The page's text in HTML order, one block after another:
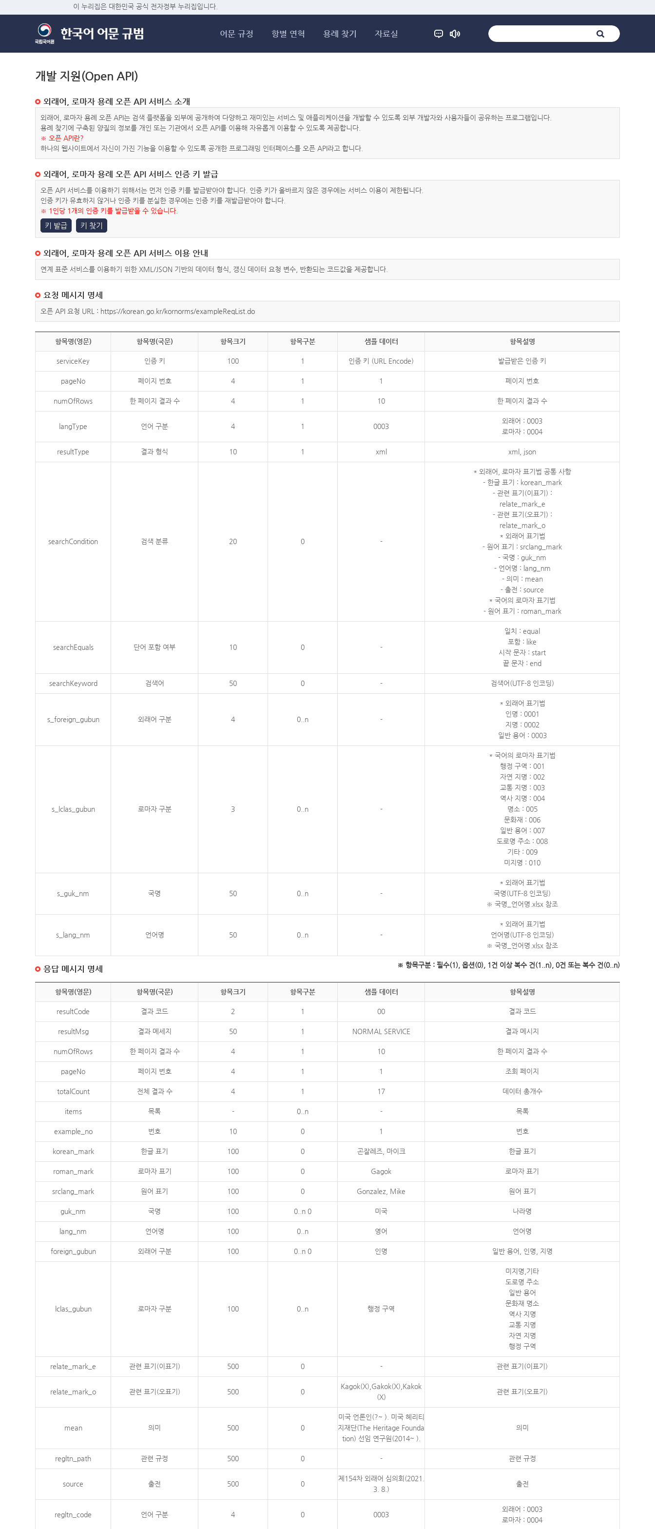
이 누리집은 대한민국 공식 전자정부 누리집입니다.
어문 규정 항별 연혁 용례 찾기 자료실
개발 지원(Open API)
외래어, 로마자 용례 오픈 API 서비스 소개
외래어, 로마자 용례 오픈 API는 검색 플랫폼을 외부에 공개하여 다양하고 재미있는 서비스 및 애플리케이션을 개발할 수 있도록 외부 개발자와 사용자들이 공유하는 프로그램입니다.
용례 찾기에 구축된 양질의 정보를 개인 또는 기관에서 오픈 API를 이용해 자유롭게 이용할 수 있도록 제공합니다.
※ 오픈 API란?
하나의 웹사이트에서 자신이 가진 기능을 이용할 수 있도록 공개한 프로그래밍 인터페이스를 오픈 API라고 합니다.
외래어, 로마자 용례 오픈 API 서비스 인증 키 발급
오픈 API 서비스를 이용하기 위해서는 먼저 인증 키를 발급받아야 합니다. 인증 키가 올바르지 않은 경우에는 서비스 이용이 제한됩니다.
인증 키가 유효하지 않거나 인증 키를 분실한 경우에는 인증 키를 재발급받아야 합니다.
※ 1인당 1개의 인증 키를 발급받을 수 있습니다.
키 발급 키 찾기
외래어, 로마자 용례 오픈 API 서비스 이용 안내
연계 표준 서비스를 이용하기 위한 XML/JSON 기반의 데이터 형식, 갱신 데이터 요청 변수, 반환되는 코드값을 제공합니다.
요청 메시지 명세
오픈 API 요청 URL : https://korean.go.kr/kornorms/exampleReqList.do
항목명(영문) 항목명(국문) 항목크기 항목구분 샘플 데이터 항목설명
serviceKey 인증 키 100 1 인증 키 (URL Encode) 발급받은 인증 키
pageNo 페이지 번호 4 1 1 페이지 번호
numOfRows 한 페이지 결과 수 4 1 10 한 페이지 결과 수
langType 언어 구분 4 1 0003
외래어 : 0003
로마자 : 0004
resultType 결과 형식 10 1 xml xml, json
searchCondition 검색 분류 20 0 -
* 외래어, 로마자 표기법 공통 사항
- 한글 표기 : korean_mark
- 관련 표기(이표기) :
relate_mark_e
- 관련 표기(오표기) :
relate_mark_o
* 외래어 표기법
- 원어 표기 : srclang_mark
- 국명 : guk_nm
- 언어명 : lang_nm
- 의미 : mean
- 출전 : source
* 국어의 로마자 표기법
- 원어 표기 : roman_mark
searchEquals 단어 포함 여부 10 0 -
일치 : equal
포함 : like
시작 문자 : start
끝 문자 : end
searchKeyword 검색어 50 0 - 검색어(UTF-8 인코딩)
s_foreign_gubun 외래어 구분 4 0..n -
* 외래어 표기법
인명 : 0001
지명 : 0002
일반 용어 : 0003
s_lclas_gubun 로마자 구분 3 0..n -
* 국어의 로마자 표기법
행정 구역 : 001
자연 지명 : 002
교통 지명 : 003
역사 지명 : 004
명소 : 005
문화재 : 006
일반 용어 : 007
도로명 주소 : 008
기타 : 009
미지명 : 010
s_guk_nm 국명 50 0..n -
* 외래어 표기법
국명(UTF-8 인코딩)
※ 국명_언어명.xlsx 참조
s_lang_nm 언어명 50 0..n -
* 외래어 표기법
언어명(UTF-8 인코딩)
※ 국명_언어명.xlsx 참조
※ 항목구분 : 필수(1), 옵션(0), 1건 이상 복수 건(1..n), 0건 또는 복수 건(0..n)
응답 메시지 명세
항목명(영문) 항목명(국문) 항목크기 항목구분 샘플 데이터 항목설명
resultCode 결과 코드 2 1 00 결과 코드
resultMsg 결과 메세지 50 1 NORMAL SERVICE 결과 메시지
numOfRows 한 페이지 결과 수 4 1 10 한 페이지 결과 수
pageNo 페이지 번호 4 1 1 조회 페이지
totalCount 전체 결과 수 4 1 17 데이터 총개수
items 목록 - 0..n - 목록
example_no 번호 10 0 1 번호
korean_mark 한글 표기 100 0 곤잘레즈, 마이크 한글 표기
roman_mark 로마자 표기 100 0 Gagok 로마자 표기
srclang_mark 원어 표기 100 0 Gonzalez, Mike 원어 표기
guk_nm 국명 100 0..n 0 미국 나라명
lang_nm 언어명 100 0..n 영어 언어명
foreign_gubun 외래어 구분 100 0..n 0 인명 일반 용어, 인명, 지명
lclas_gubun 로마자 구분 100 0..n 행정 구역
미지명,기타
도로명 주소
일반 용어
문화재 명소
역사 지명
교통 지명
자연 지명
행정 구역
relate_mark_e 관련 표기(이표기) 500 0 - 관련 표기(이표기)
relate_mark_o 관련 표기(오표기) 500 0
Kagok(X),Gakok(X),Kakok
(X)
관련 표기(오표기)
mean 의미 500 0
미국 언론인(?~ ). 미국 헤리티
지재단(The Heritage Founda
tion) 선임 연구원(2014~ ).
의미
regltn_path 관련 규정 500 0 - 관련 규정
source 출전 500 0
제154차 외래어 심의회(2021.
3. 8.)
출전
regltn_code 언어 구분 4 0 0003
외래어 : 0003
로마자 : 0004